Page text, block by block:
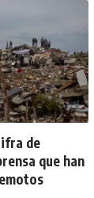
de
que han